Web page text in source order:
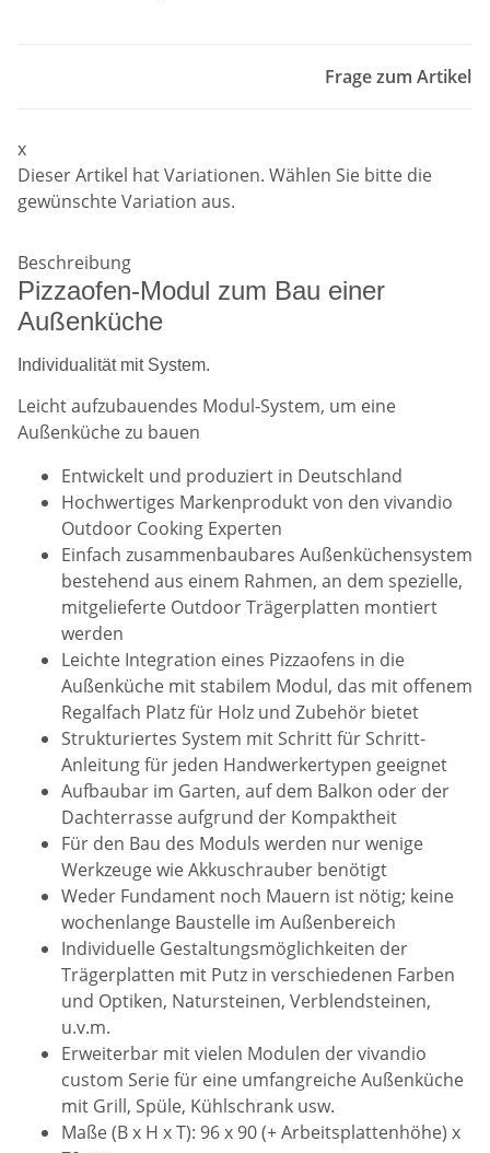
Frage zum Artikel
x
Dieser Artikel hat Variationen. Wählen Sie bitte die
gewünschte Variation aus.
Beschreibung
Pizzaofen-Modul zum Bau einer
Außenküche
Individualität mit System.
Leicht aufzubauendes Modul-System, um eine
Außenküche zu bauen
Entwickelt und produziert in Deutschland
Hochwertiges Markenprodukt von den vivandio
Outdoor Cooking Experten
Einfach zusammenbaubares Außenküchensystem
bestehend aus einem Rahmen, an dem spezielle,
mitgelieferte Outdoor Trägerplatten montiert
werden
Leichte Integration eines Pizzaofens in die
Außenküche mit stabilem Modul, das mit offenem
Regalfach Platz für Holz und Zubehör bietet
Strukturiertes System mit Schritt für Schritt-
Anleitung für jeden Handwerkertypen geeignet
Aufbaubar im Garten, auf dem Balkon oder der
Dachterrasse aufgrund der Kompaktheit
Für den Bau des Moduls werden nur wenige
Werkzeuge wie Akkuschrauber benötigt
Weder Fundament noch Mauern ist nötig; keine
wochenlange Baustelle im Außenbereich
Individuelle Gestaltungsmöglichkeiten der
Trägerplatten mit Putz in verschiedenen Farben
und Optiken, Natursteinen, Verblendsteinen,
u.v.m.
Erweiterbar mit vielen Modulen der vivandio
custom Serie für eine umfangreiche Außenküche
mit Grill, Spüle, Kühlschrank usw.
Maße (B x H x T): 96 x 90 (+ Arbeitsplattenhöhe) x